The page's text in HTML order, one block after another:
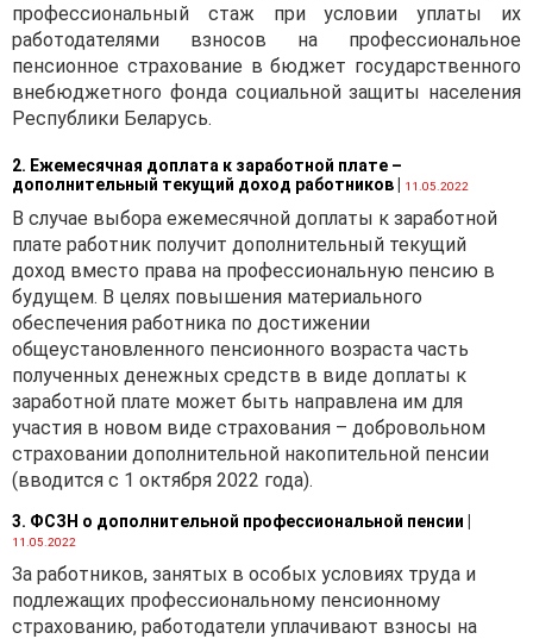
профессиональный стаж при условии уплаты их
работодателями взносов на профессиональное
пенсионное страхование в бюджет государственного
внебюджетного фонда социальной защиты населения
Республики Беларусь.
2. Ежемесячная доплата к заработной плате –
дополнительный текущий доход работников
11.05.2022
В случае выбора ежемесячной доплаты к заработной
плате работник получит дополнительный текущий
доход вместо права на профессиональную пенсию в
будущем. В целях повышения материального
обеспечения работника по достижении
общеустановленного пенсионного возраста часть
полученных денежных средств в виде доплаты к
заработной плате может быть направлена им для
участия в новом виде страхования – добровольном
страховании дополнительной накопительной пенсии
(вводится с 1 октября 2022 года).
3. ФСЗН о дополнительной профессиональной пенсии
11.05.2022
За работников, занятых в особых условиях труда и
подлежащих профессиональному пенсионному
страхованию, работодатели уплачивают взносы на